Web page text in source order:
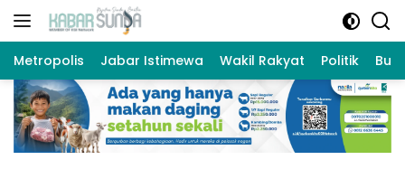
Langsung
Metropolis Jabar Istimewa Wakil Rakyat Politik